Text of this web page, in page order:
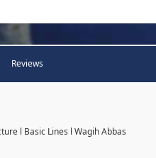
Reviews
l Basic Lines l Wagih Abbas